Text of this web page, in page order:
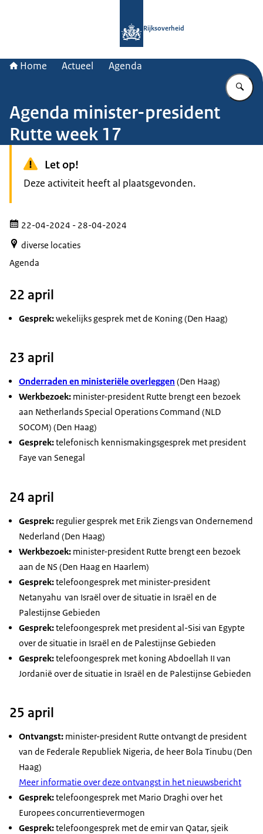
Rijksoverheid
Home Actueel Agenda
Agenda minister-president
Rutte week 17
Let op!
Deze activiteit heeft al plaatsgevonden.
22-04-2024 - 28-04-2024
diverse locaties
Agenda
22 april
Gesprek:wekelijks gesprek met de Koning (Den Haag)
23 april
Onderraden en ministeriële overleggen (Den Haag)
Werkbezoek: minister-president Rutte brengt een bezoek
aan Netherlands Special Operations Command (NLD
SOCOM) (Den Haag)
Gesprek:telefonisch kennismakingsgesprek met president
Faye van Senegal
24 april
Gesprek: regulier gesprek met Erik Ziengs van Ondernemend
Nederland (Den Haag)
Werkbezoek: minister-president Rutte brengt een bezoek
aan de NS (Den Haag en Haarlem)
Gesprek:telefoongesprek met minister-president
Netanyahu van Israël over de situatie in Israël en de
Palestijnse Gebieden
Gesprek:telefoongesprek met president al-Sisi van Egypte
over de situatie in Israël en de Palestijnse Gebieden
Gesprek:telefoongesprek met koning Abdoellah II van
Jordanië over de situatie in Israël en de Palestijnse Gebieden
25 april
Ontvangst: minister-president Rutte ontvangt de president
van de Federale Republiek Nigeria, de heer Bola Tinubu (Den
Haag)
Meer informatie over deze ontvangst in het nieuwsbericht
Gesprek:telefoongesprek met Mario Draghi over het
Europees concurrentievermogen
Gesprek:telefoongesprek met de emir van Qatar, sjeik